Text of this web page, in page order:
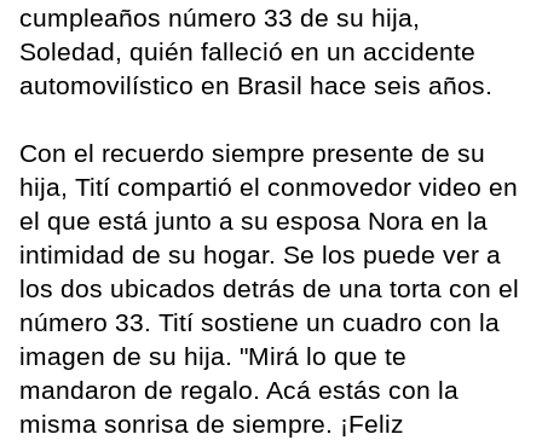
cumpleaños número 33 de su hija,
Soledad, quién falleció en un accidente
automovilístico en Brasil hace seis años.
Con el recuerdo siempre presente de su
hija, Tití compartió el conmovedor video en
el que está junto a su esposa Nora en la
intimidad de su hogar. Se los puede ver a
los dos ubicados detrás de una torta con el
número 33. Tití sostiene un cuadro con la
imagen de su hija. "Mirá lo que te
mandaron de regalo. Acá estás con la
misma sonrisa de siempre. ¡Feliz